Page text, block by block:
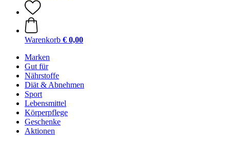
Warenkorb € 0,00
Marken
Gut für
Nährstoffe
Diät & Abnehmen
Sport
Lebensmittel
Körperpflege
Geschenke
Aktionen